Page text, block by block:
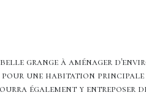
grange à aménager
pour une habitation
également y entreposer